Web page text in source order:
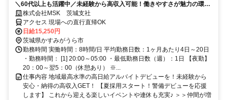
＼60代以上も活躍中／未経験から高収入可能！働きやすさが魅力の環境
で警備員デビューをしませんか！【月収30万円以上可能！日払いも
OK！】勤務3日前迄シフト申請が可能です！週1日～・短期もOK！あな
たのライフスタイルに合わせてお仕事しませんか！未経験者大歓迎！年
代幅広く活躍しています。
株式会社MSK 茨城支社
アクセス 現場への直行直帰OK
日給15,250円
茨城県かすみがうら市
勤務時間 実働時間：8時間/日 平均勤務日数：1ヶ月あたり4日～20日
・勤務時間： [1] 20:00～05:00 ・最低勤務日数（週）：1日 【夜勤】
20：00～翌5：00（休憩あり） ※...
仕事内容 地域最高水準の高日給アルバイトデビューを！未経験から
安心・納得の高収入GET！ 【夏採用スタート！警備デビューを応援
します】 これから迎える楽しいイベントや連休も充実♪ ＞＞仲間が増